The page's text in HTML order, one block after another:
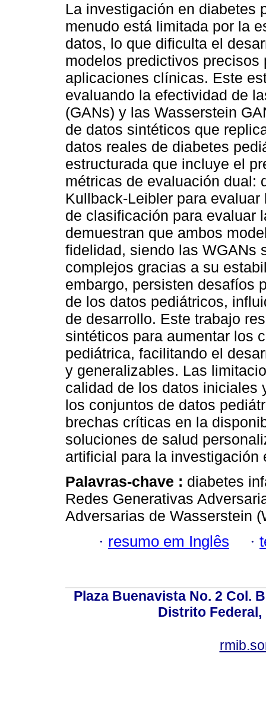
La investigación en diabetes
menudo está limitada por la
datos, lo que dificulta el
modelos predictivos precisos
aplicaciones clínicas. Este
evaluando la efectividad de
(GANs) y las Wasserstein
de datos sintéticos que
datos reales de diabetes
estructurada que incluye el
métricas de evaluación dual:
Kullback-Leibler para
de clasificación para evaluar
demuestran que ambos
fidelidad, siendo las WGANs
complejos gracias a su
embargo, persisten desafíos
de los datos pediátricos,
de desarrollo. Este trabajo
sintéticos para aumentar los
pediátrica, facilitando el
y generalizables. Las
calidad de los datos iniciales
los conjuntos de datos
brechas críticas en la
soluciones de salud
artificial para la investigación
Palavras-chave : diabetes
Redes Generativas
Adversarias de Wasserstein
· resumo em Inglês ·
Plaza Buenavista No. 2 Col.
Distrito Federal,